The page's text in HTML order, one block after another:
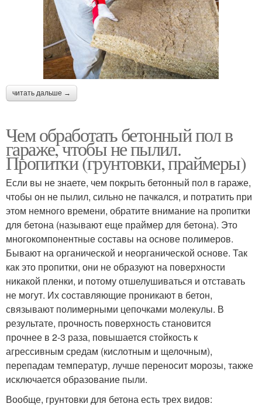
читать дальше →
Чем обработать бетонный пол в
гараже, чтобы не пылил.
Пропитки (грунтовки, праймеры)
Если вы не знаете, чем покрыть бетонный пол в гараже,
чтобы он не пылил, сильно не пачкался, и потратить при
этом немного времени, обратите внимание на пропитки
для бетона (называют еще праймер для бетона). Это
многокомпонентные составы на основе полимеров.
Бывают на органической и неорганической основе. Так
как это пропитки, они не образуют на поверхности
никакой пленки, и потому отшелушиваться и отставать
не могут. Их составляющие проникают в бетон,
связывают полимерными цепочками молекулы. В
результате, прочность поверхность становится
прочнее в 2-3 раза, повышается стойкость к
агрессивным средам (кислотным и щелочным),
перепадам температур, лучше переносит морозы, также
исключается образование пыли.
Вообще, грунтовки для бетона есть трех видов: